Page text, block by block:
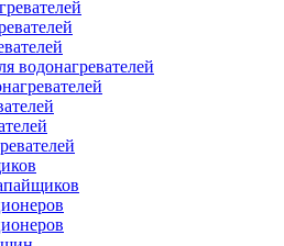
водонагревателей